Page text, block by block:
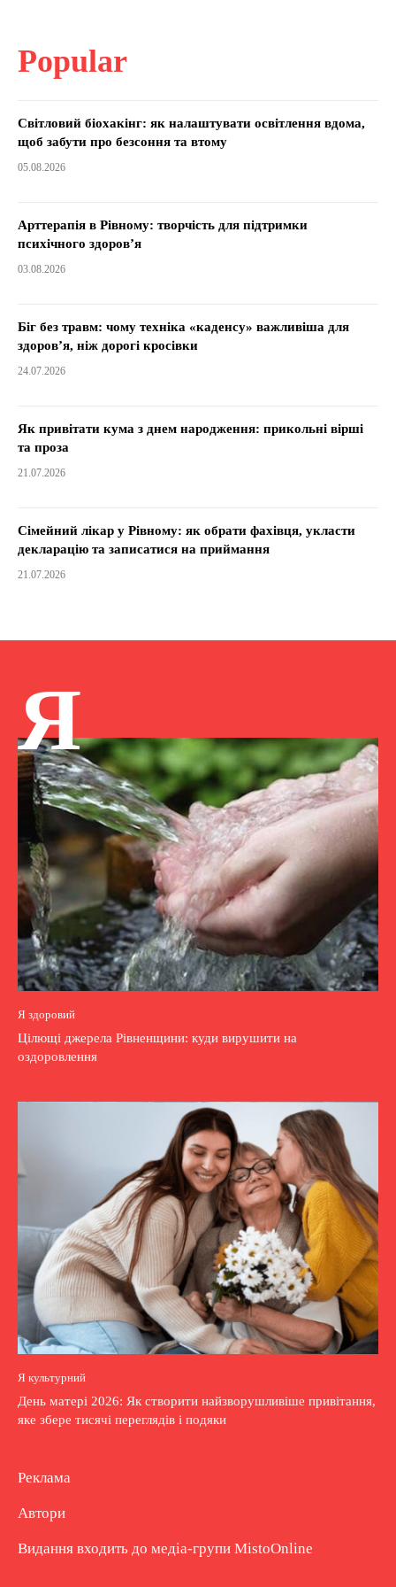
Popular
Світловий біохакінг: як налаштувати освітлення вдома,
щоб забути про безсоння та втому
05.08.2026
Арттерапія в Рівному: творчість для підтримки
психічного здоров’я
03.08.2026
Біг без травм: чому техніка «каденсу» важливіша для
здоров’я, ніж дорогі кросівки
24.07.2026
Як привітати кума з днем народження: прикольні вірші
та проза
21.07.2026
Сімейний лікар у Рівному: як обрати фахівця, укласти
декларацію та записатися на приймання
21.07.2026
Я
Я здоровий
Цілющі джерела Рівненщини: куди вирушити на
оздоровлення
Я культурний
День матері 2026: Як створити найзворушливіше привітання,
яке збере тисячі переглядів і подяки
Реклама
Автори
Видання входить до медіа-групи MistoOnline